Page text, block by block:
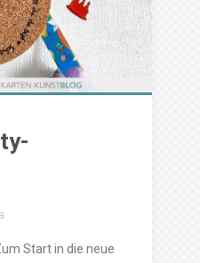
Start in die neue